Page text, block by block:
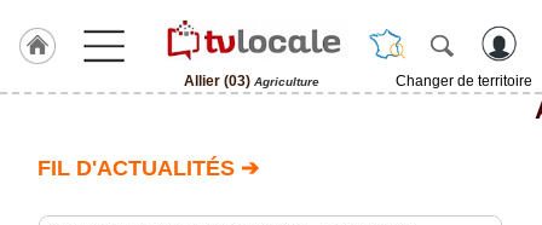
Allier (03) Agriculture
Changer de territoire
FIL D'ACTUALITÉS ➔